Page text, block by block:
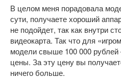
В целом меня порадовала
сути, получаете хороший
не подойдет, так как внутри
видеокарта. Так что для
модели свыше 100 000 рублей
цены. За эту цену вы
ничего больше.